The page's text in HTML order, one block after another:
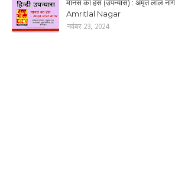
मानस का हंस (उपन्यास) : अमृत लाल
Amritlal Nagar
नवंबर 23, 2024